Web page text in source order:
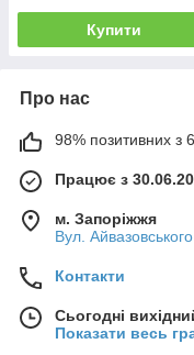
Купити
Про нас
98% позитивних з
Працює з
м. Запоріжжя
Вул.
Контакти
Сьогодні
Показати весь